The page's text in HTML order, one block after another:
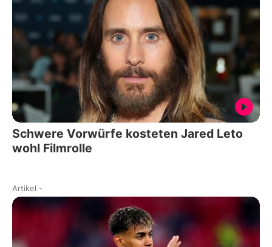
Schwere Vorwürfe kosteten Jared Leto
wohl Filmrolle
Artikel -